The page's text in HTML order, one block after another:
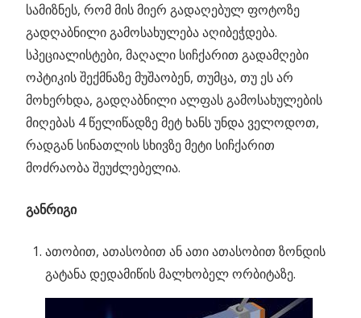
სამიზნეს, რომ მის მიერ გადაღებულ ფოტოზე
გადღაბნილი გამოსახულება აღიბეჭდება.
სპეციალისტები, მაღალი სიჩქარით გადამღები
ოპტიკის შექმნაზე მუშაობენ, თუმცა, თუ ეს არ
მოხერხდა, გადღაბნილი ალფას გამოსახულების
მიღებას 4 წელიწადზე მეტ ხანს უნდა ველოდოთ,
რადგან სინათლის სხივზე მეტი სიჩქარით
მოძრაობა შეუძლებელია.
განრიგი
ათობით, ათასობით ან ათი ათასობით ზონდის
გატანა დედამიწის მალხობელ ორბიტაზე.